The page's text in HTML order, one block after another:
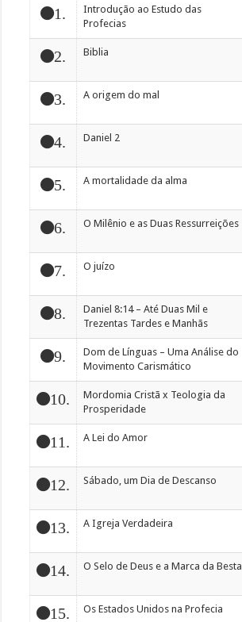
1.
Introdução ao Estudo das
Profecias
2. Biblia
3. A origem do mal
4. Daniel 2
5. A mortalidade da alma
6. O Milênio e as Duas Ressurreições
7. O juízo
8.
Daniel 8:14 – Até Duas Mil e
Trezentas Tardes e Manhãs
9.
Dom de Línguas – Uma Análise do
Movimento Carismático
10.
Mordomia Cristã x Teologia da
Prosperidade
11. A Lei do Amor
12. Sábado, um Dia de Descanso
13. A Igreja Verdadeira
14. O Selo de Deus e a Marca da Besta
15. Os Estados Unidos na Profecia